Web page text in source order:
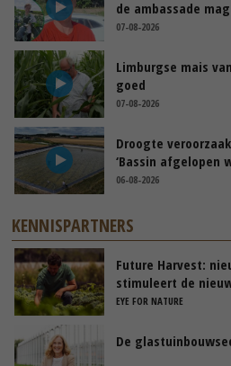
de ambassade
07-08-2026
Limburgse mais
goed
07-08-2026
Droogte
‘Bassin afgelopen
06-08-2026
KENNISPARTNERS
Future Harvest:
stimuleert de
Nederland
EYE FOR NATURE
De